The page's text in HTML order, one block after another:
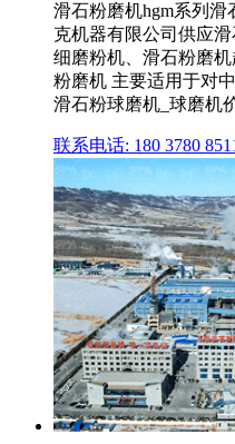
滑石粉磨机hgm系列
克机器有限公司供应
细磨粉机、滑石粉磨
粉磨机 主要适用于对
滑石粉球磨机_球磨机
联系电话: 180 3780